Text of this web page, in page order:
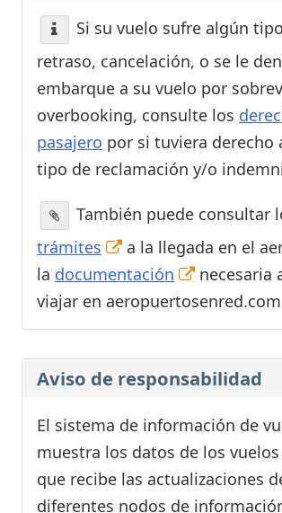
Si su vuelo sufre algún
retraso, cancelación, o se le
embarque a su vuelo por
overbooking, consulte los
pasajero por si tuviera derecho
tipo de reclamación y/o
También puede consultar
trámites
a la llegada en el
la documentación
necesaria
viajar en
Aviso de responsabilidad
El sistema de información de
muestra los datos de los
que recibe las actualizaciones
diferentes nodos de